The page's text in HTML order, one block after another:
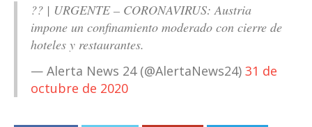
?? | URGENTE – CORONAVIRUS: Austria
impone un confinamiento moderado con cierre de
hoteles y restaurantes.
— Alerta News 24 (@AlertaNews24) 31 de
octubre de 2020